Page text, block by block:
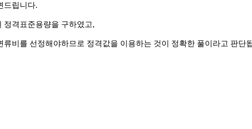
드립니다.
정격표준용량을 구하였고,
류비를 선정해야하므로 정격값을 이용하는 것이 정확한 풀이라고 판단